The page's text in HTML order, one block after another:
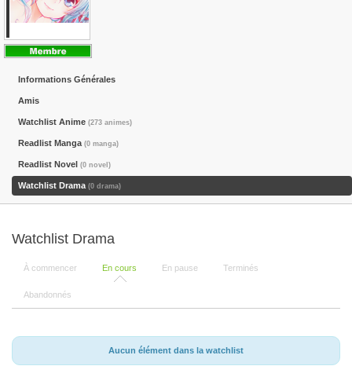
Informations Générales
Amis
Watchlist Anime (273 animes)
Readlist Manga (0 manga)
Readlist Novel (0 novel)
Watchlist Drama (0 drama)
Watchlist Drama
À commencer En cours En pause Terminés
Abandonnés
Aucun élément dans la watchlist